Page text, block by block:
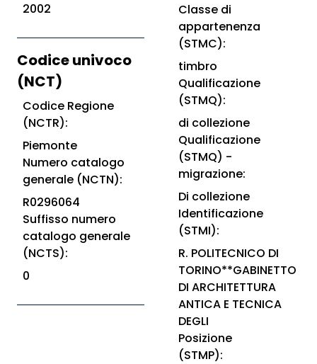
2002
Codice univoco
(NCT)
Codice Regione
(NCTR):
Piemonte
Numero catalogo
generale (NCTN):
R0296064
Suffisso numero
catalogo generale
(NCTS):
0
Classe di
appartenenza
(STMC):
timbro
Qualificazione
(STMQ):
di collezione
Qualificazione
(STMQ) -
migrazione:
Di collezione
Identificazione
(STMI):
R. POLITECNICO DI
TORINO**GABINETTO
DI ARCHITETTURA
ANTICA E TECNICA
DEGLI
Posizione
(STMP):